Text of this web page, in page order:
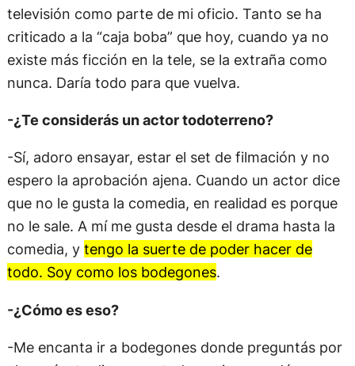
televisión como parte de mi oficio. Tanto se ha
criticado a la “caja boba” que hoy, cuando ya no
existe más ficción en la tele, se la extraña como
nunca. Daría todo para que vuelva.
-¿Te considerás un actor todoterreno?
-Sí, adoro ensayar, estar el set de filmación y no
espero la aprobación ajena. Cuando un actor dice
que no le gusta la comedia, en realidad es porque
no le sale. A mí me gusta desde el drama hasta la
comedia, y tengo la suerte de poder hacer de
todo. Soy como los bodegones.
-¿Cómo es eso?
-Me encanta ir a bodegones donde preguntás por